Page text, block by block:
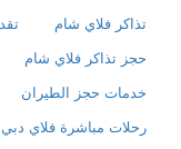
تذاكر فلاي شام
حجز تذاكر فلاي شام
خدمات حجز الطيران
رحلات مباشرة فلاي